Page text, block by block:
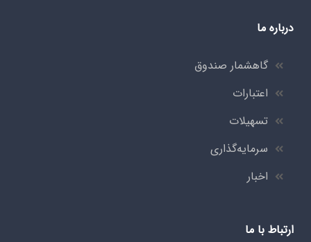
درباره ما
گاهشمار صندوق
اعتبارات
تسهیلات
سرمایه‌گذاری
اخبار
ارتباط با ما